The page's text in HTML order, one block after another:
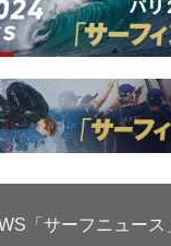
「サーフニュース